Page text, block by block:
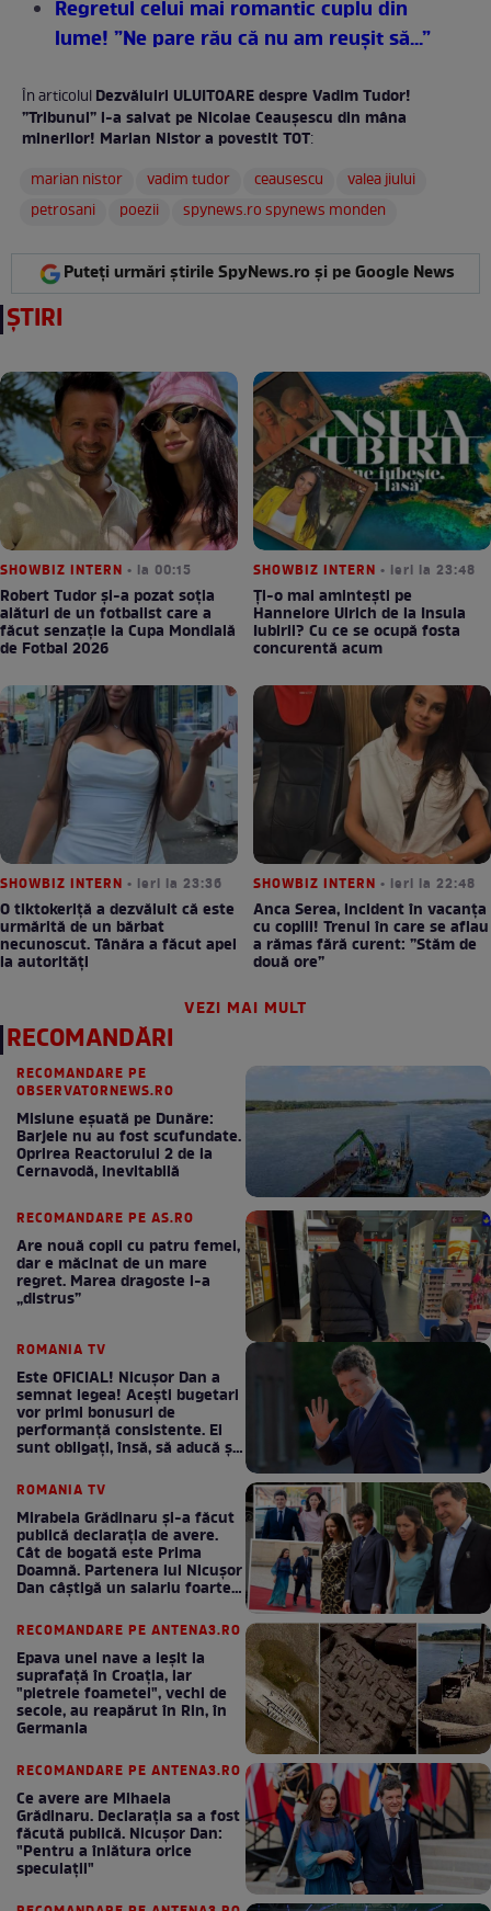
Regretul celui mai romantic cuplu din
lume! ”Ne pare rău că nu am reușit să...”
În articolulDezvăluiri ULUITOARE despre Vadim Tudor!
”Tribunul” l-a salvat pe Nicolae Ceaușescu din mâna
minerilor! Marian Nistor a povestit TOT:
marian nistor
vadim tudor ceausescu
valea jiului
petrosani
poezii spynews.ro spynews monden
Puteți urmări știrile SpyNews.ro și pe Google News
ȘTIRI
SHOWBIZ INTERN • la 00:15
Robert Tudor și-a pozat soția
alături de un fotbalist care a
făcut senzație la Cupa Mondială
de Fotbal 2026
SHOWBIZ INTERN • ieri la 23:48
Ți-o mai amintești pe
Hannelore Ulrich de la Insula
Iubirii? Cu ce se ocupă fosta
concurentă acum
SHOWBIZ INTERN • ieri la 23:36
O tiktokeriță a dezvăluit că este
urmărită de un bărbat
necunoscut. Tânăra a făcut apel
la autorități
SHOWBIZ INTERN • ieri la 22:48
Anca Serea, incident în vacanța
cu copiii! Trenul în care se aflau
a rămas fără curent: ”Stăm de
două ore”
VEZI MAI MULT
RECOMANDĂRI
RECOMANDARE PE
OBSERVATORNEWS.RO
Misiune eșuată pe Dunăre:
Barjele nu au fost scufundate.
Oprirea Reactorului 2 de la
Cernavodă, inevitabilă
RECOMANDARE PE AS.RO
Are nouă copii cu patru femei,
dar e măcinat de un mare
regret. Marea dragoste l-a
„distrus”
ROMANIA TV
Este OFICIAL! Nicușor Dan a
semnat legea! Acești bugetari
vor primi bonusuri de
performanță consistente. Ei
sunt obligați, însă, să aducă și
ROMANIA TV
Mirabela Grădinaru și-a făcut
publică declarația de avere.
Cât de bogată este Prima
Doamnă. Partenera lui Nicușor
Dan câștigă un salariu foarte
RECOMANDARE PE ANTENA3.RO
Epava unei nave a ieșit la
suprafață în Croația, iar
"pietrele foametei", vechi de
secole, au reapărut în Rin, în
Germania
RECOMANDARE PE ANTENA3.RO
Ce avere are Mihaela
Grădinaru. Declarația sa a fost
făcută publică. Nicușor Dan:
"Pentru a înlătura orice
speculații"